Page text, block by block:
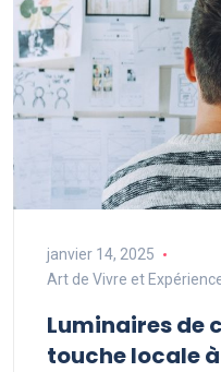
janvier 14, 2025
Art de Vivre et
Luminaires de
touche locale